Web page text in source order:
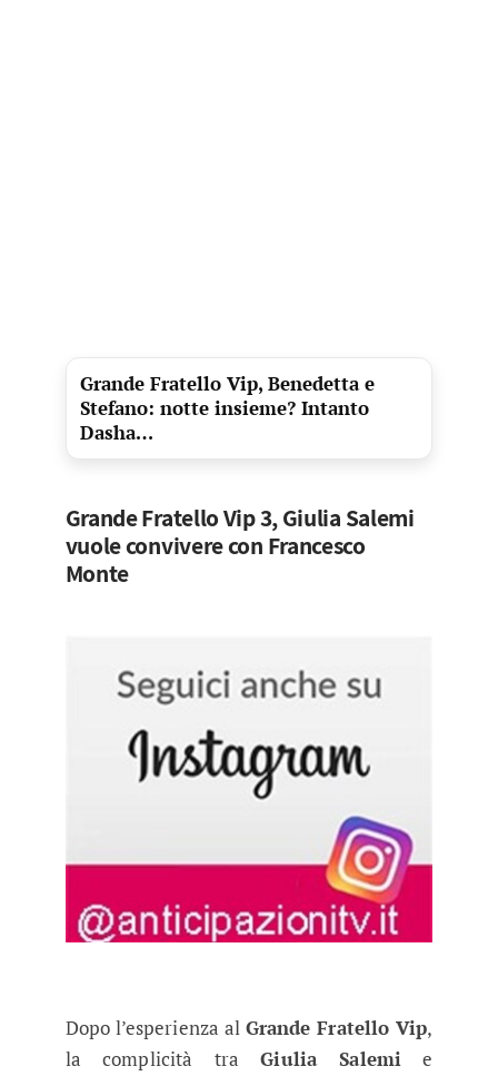
Grande Fratello Vip, Benedetta e
Stefano: notte insieme? Intanto
Dasha…
Grande Fratello Vip 3, Giulia Salemi
vuole convivere con Francesco
Monte
Dopo l’esperienza al Grande Fratello Vip,
la complicità traGiulia Salemie